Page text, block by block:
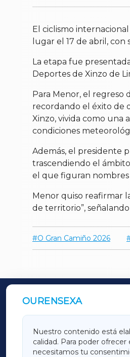
El ciclismo
lugar el 17 de abril,
La etapa fue
Deportes de Xinzo de
Para Menor, el regreso
recordando el éxito de
Xinzo, vivida como una
condiciones
Además, el presidente
trascendiendo el
el que figuran nombres
Menor quiso reafirmar
de territorio”,
O Gran Camiño 2026
OURENSEXA
Nuestro contenido está
calidad. Para poder ofrecer
necesitamos tu
OUTROS
GALICIAXA
AMARIÑAXA